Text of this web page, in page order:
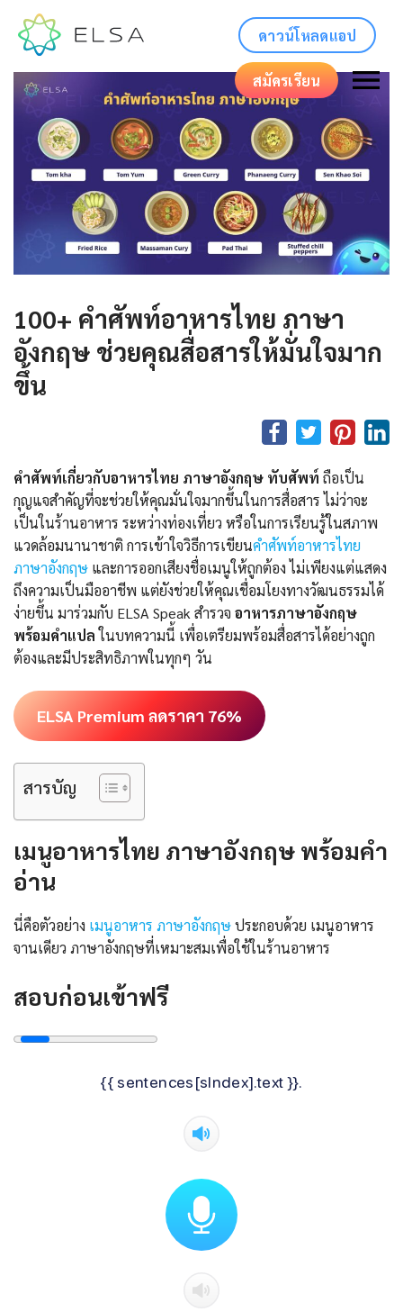
ดาวน์โหลดแอป
สมัครเรียน
100+ คําศัพท์อาหารไทย ภาษา
อังกฤษ ช่วยคุณสื่อสารให้มั่นใจมาก
ขึ้น
คำศัพท์เกี่ยวกับอาหารไทย ภาษาอังกฤษ ทับศัพท์ ถือเป็น
กุญแจสำคัญที่จะช่วยให้คุณมั่นใจมากขึ้นในการสื่อสาร ไม่ว่าจะ
เป็นในร้านอาหาร ระหว่างท่องเที่ยว หรือในการเรียนรู้ในสภาพ
แวดล้อมนานาชาติ การเข้าใจวิธีการเขียนคําศัพท์อาหารไทย
ภาษาอังกฤษ และการออกเสียงชื่อเมนูให้ถูกต้อง ไม่เพียงแต่แสดง
ถึงความเป็นมืออาชีพ แต่ยังช่วยให้คุณเชื่อมโยงทางวัฒนธรรมได้
ง่ายขึ้น มาร่วมกับ ELSA Speak สำรวจ อาหารภาษาอังกฤษ
พร้อมคำแปลในบทความนี้ เพื่อเตรียมพร้อมสื่อสารได้อย่างถูก
ต้องและมีประสิทธิภาพในทุกๆ วัน
ELSA Premium ลดราคา 76%
สารบัญ
เมนูอาหารไทย ภาษาอังกฤษ พร้อมคํา
อ่าน
นี่คือตัวอย่าง เมนูอาหาร ภาษาอังกฤษประกอบด้วย เมนูอาหาร
จานเดียว ภาษาอังกฤษที่เหมาะสมเพื่อใช้ในร้านอาหาร
สอบก่อนเข้าฟรี
{{ sentences[sIndex].text }}.